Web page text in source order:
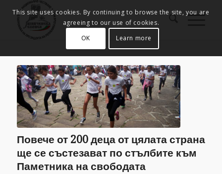
Повече от 200 деца от цялата страна
ще се състезават по стълбите към
Паметника на свободата
This site uses cookies. By continuing to browse the site, you are
agreeing to our use of cookies.
OK
Learn more